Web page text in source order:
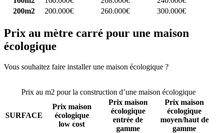
200m2
200.000€ 260.000€ 300.000€
Prix au mètre carré pour une maison
écologique
Vous souhaitez faire installer une maison écologique ?
Prix au m2 pour la construction d’une maison écologique
SURFACE
Prix maison
écologique
low cost
Prix maison
écologique
entrée de
gamme
Prix maison
écologique
moyen/haut de
gamme